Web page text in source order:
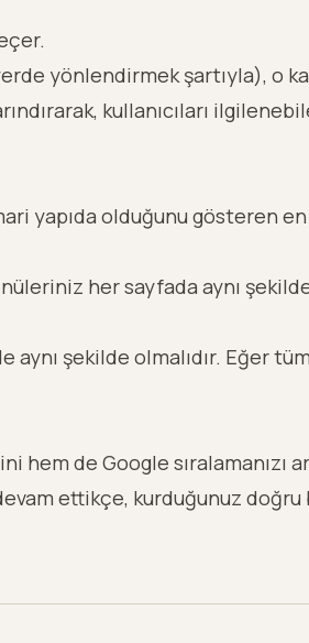
yönlendirmek şartıyla), o
kullanıcıları
yapıda olduğunu gösteren
her sayfada aynı
şekilde olmalıdır. Eğer
hem de Google sıralamanızı
ettikçe, kurduğunuz doğru